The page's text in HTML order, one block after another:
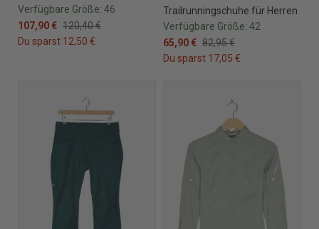
Verfügbare Größe: 46
107,90 € 120,40 €
Du sparst 12,50 €
Trailrunningschuhe für Herren
Verfügbare Größe: 42
65,90 € 82,95 €
Du sparst 17,05 €